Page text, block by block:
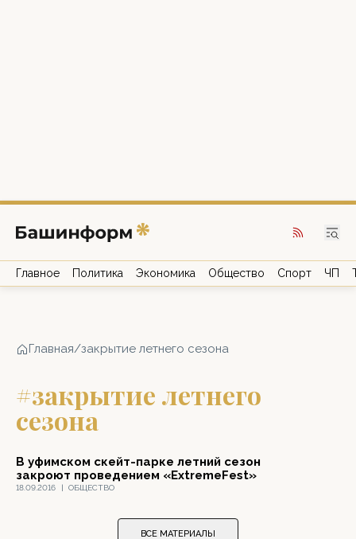
Главное Политика Экономика Общество Спорт ЧП
Главная/закрытие летнего сезона
#закрытие летнего
сезона
18.09.2016 | ОБЩЕСТВО
В уфимском скейт-парке летний сезон
закроют проведением «ExtremeFest»
ВСЕ МАТЕРИАЛЫ